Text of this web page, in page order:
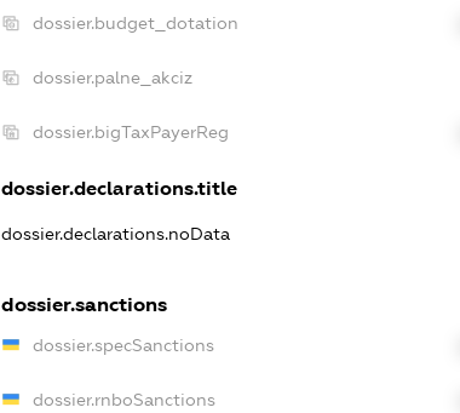
dossier.budget_dotation
dossier.palne_akciz
dossier.bigTaxPayerReg
dossier.declarations.title
dossier.declarations.noData
dossier.sanctions
dossier.specSanctions
dossier.rnboSanctions